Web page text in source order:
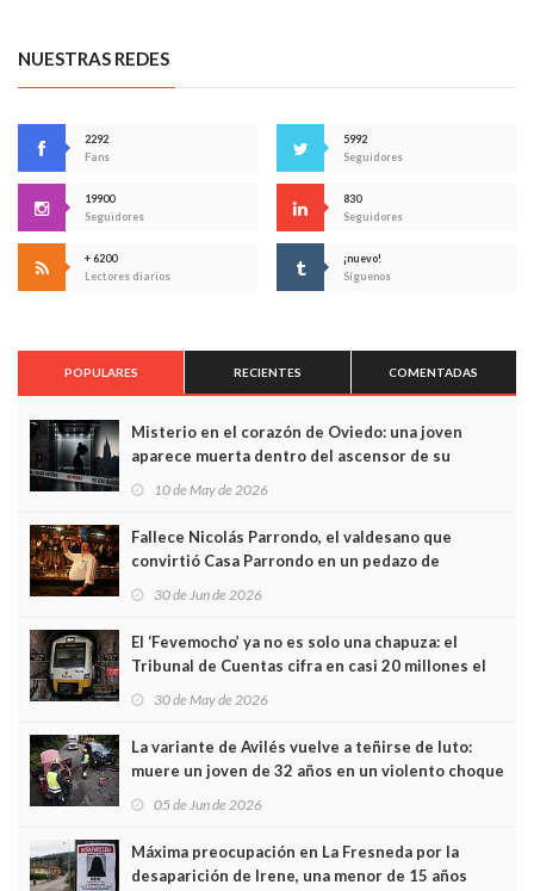
NUESTRAS REDES
2292
Fans
5992
Seguidores
19900
Seguidores
830
Seguidores
+ 6200
Lectores diarios
¡nuevo!
Síguenos
POPULARES RECIENTES COMENTADAS
Misterio en el corazón de Oviedo: una joven
aparece muerta dentro del ascensor de su
edificio y las cámaras captan sus últimos minutos
10 de May de 2026
Fallece Nicolás Parrondo, el valdesano que
convirtió Casa Parrondo en un pedazo de
Asturias en Madrid
30 de Jun de 2026
El ‘Fevemocho’ ya no es solo una chapuza: el
Tribunal de Cuentas cifra en casi 20 millones el
sobrecoste de los trenes que no cabían por los
30 de May de 2026
La variante de Avilés vuelve a teñirse de luto:
muere un joven de 32 años en un violento choque
frontal
05 de Jun de 2026
Máxima preocupación en La Fresneda por la
desaparición de Irene, una menor de 15 años